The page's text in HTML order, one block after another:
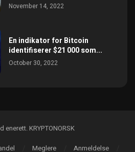
November 14, 2022
En indikator for Bitcoin
identifiserer $21 000 som...
October 30, 2022
enerett. KRYPTONORSK
Meglere Anmeldelse